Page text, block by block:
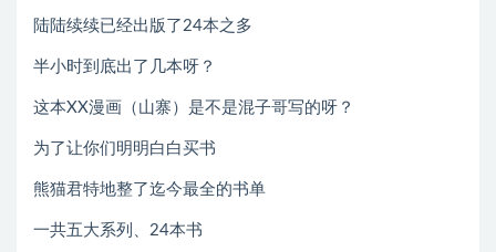
陆陆续续已经出版了24本之多
半小时到底出了几本呀？
这本XX漫画（山寨）是不是混子哥写的呀？
为了让你们明明白白买书
熊猫君特地整了迄今最全的书单
一共五大系列、24本书